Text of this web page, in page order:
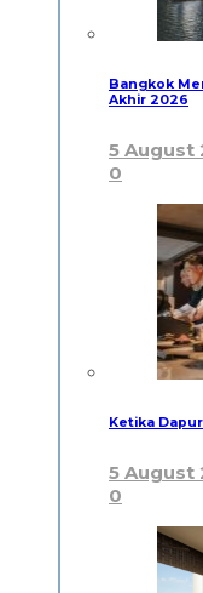
Bangkok
Akhir 2026
5 August
0
Ketika
5 August
0